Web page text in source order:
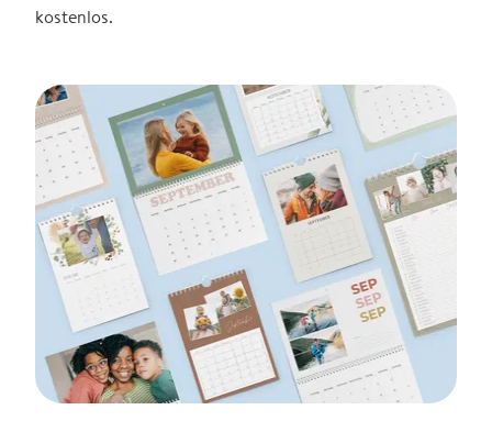
kostenlos.